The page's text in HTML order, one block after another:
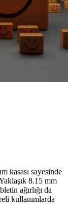
kasası sayesinde
8.15 mm
ağırlığı da
kullanımlarda